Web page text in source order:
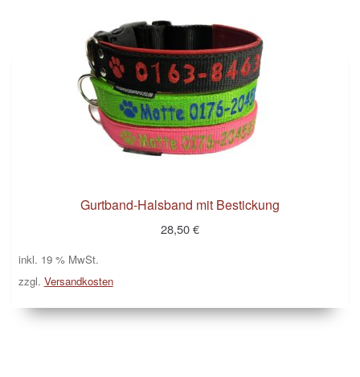
Signalhalsbänder
Impressum
Mein Konto
Shop
Gurtband-Halsband mit Bestickung
28,50€
inkl. 19 % MwSt.
zzgl. Versandkosten